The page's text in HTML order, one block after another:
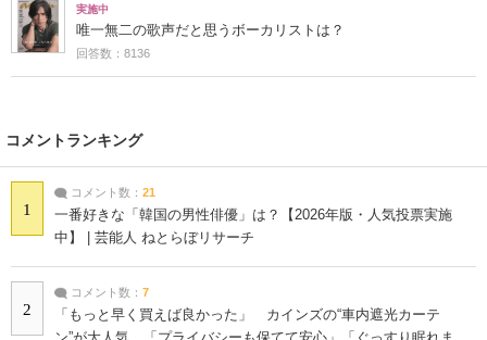
実施中
唯一無二の歌声だと思うボーカリストは？
回答数：8136
コメントランキング
1
コメント数： 21
一番好きな「韓国の男性俳優」は？【2026年版・人気投票実施
中】 | 芸能人 ねとらぼリサーチ
2
コメント数： 7
「もっと早く買えば良かった」 カインズの“車内遮光カーテ